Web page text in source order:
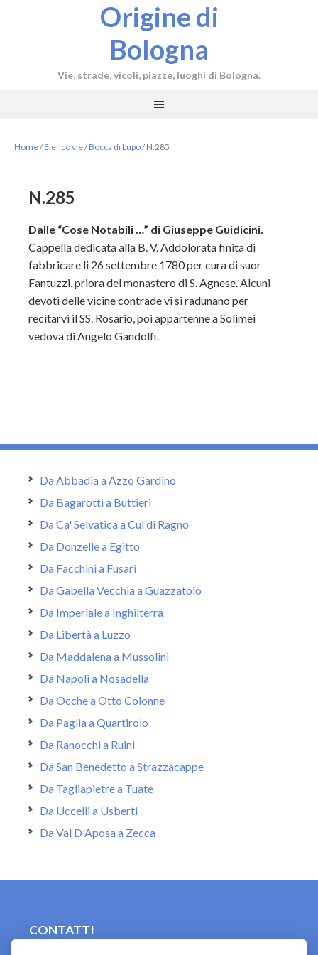
Origine di
Bologna
Vie, strade, vicoli, piazze, luoghi di Bologna.
Home/Elenco vie/Bocca di Lupo/N.285
N.285
Dalle “Cose Notabili …” di Giuseppe Guidicini.
Cappella dedicata alla B. V. Addolorata finita di
fabbricare li 26 settembre 1780 per cura di suor
Fantuzzi, priora del monastero di S. Agnese. Alcuni
devoti delle vicine contrade vi si radunano per
recitarvi il SS. Rosario, poi appartenne a Solimei
vedova di Angelo Gandolfi.
Da Abbadia a Azzo Gardino
Da Bagarotti a Buttieri
Da Ca' Selvatica a Cul di Ragno
Da Donzelle a Egitto
Da Facchini a Fusari
Da Gabella Vecchia a Guazzatoio
Da Imperiale a Inghilterra
Da Libertà a Luzzo
Da Maddalena a Mussolini
Da Napoli a Nosadella
Da Ocche a Otto Colonne
Da Paglia a Quartirolo
Da Ranocchi a Ruini
Da San Benedetto a Strazzacappe
Da Tagliapietre a Tuate
Da Uccelli a Usberti
Da Val D'Aposa a Zecca
CONTATTI